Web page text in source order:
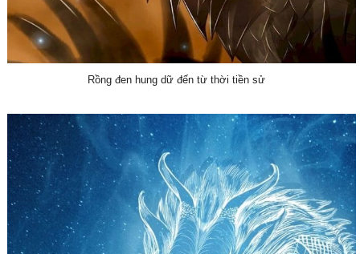
Rồng đen hung dữ đến từ thời tiền sử